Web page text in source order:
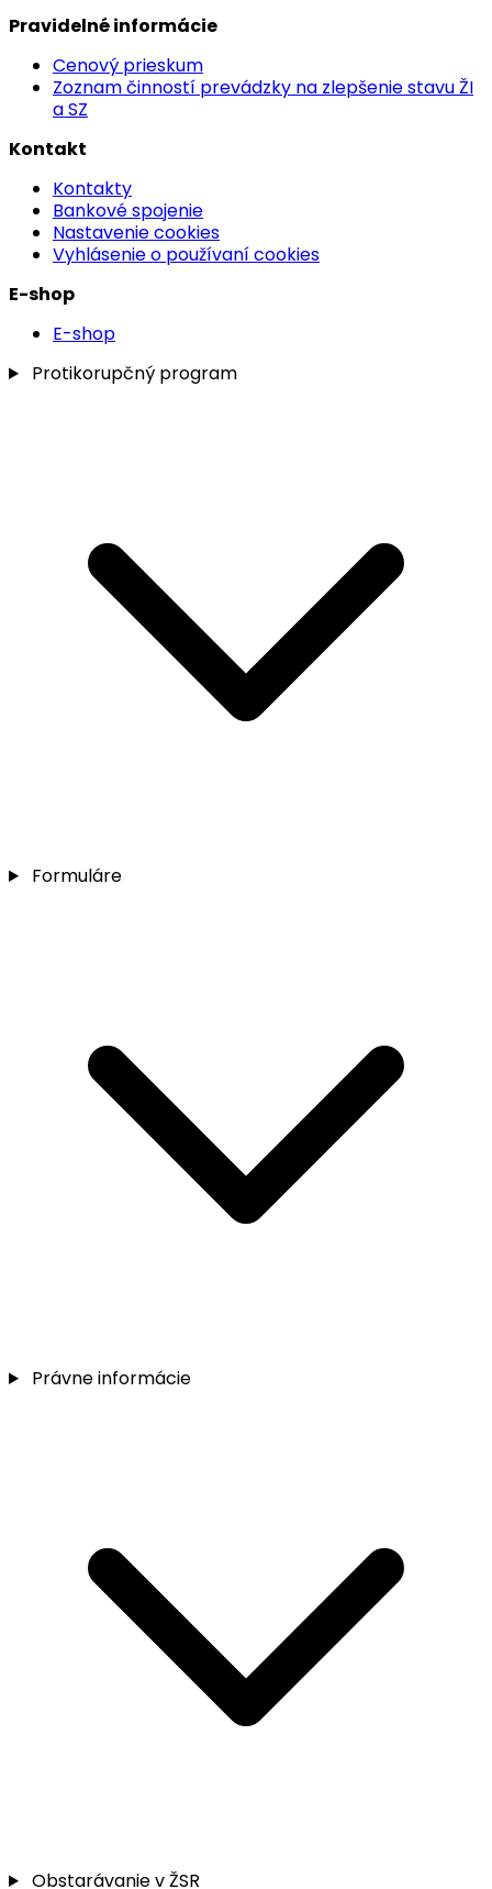
Pravidelné informácie
Cenový prieskum
Zoznam činností prevádzky na zlepšenie stavu ŽI
a SZ
Kontakt
Kontakty
Bankové spojenie
Nastavenie cookies
Vyhlásenie o používaní cookies
E-shop
E-shop
Protikorupčný program
Formuláre
Právne informácie
Obstarávanie v ŽSR